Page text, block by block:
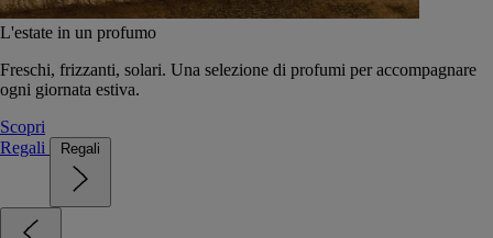
L'estate in un profumo
Freschi, frizzanti, solari. Una selezione di profumi per accompagnare
ogni giornata estiva.
Scopri
Regali
Regali